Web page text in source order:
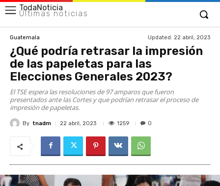
TodaNoticia
Últimas noticias
Guatemala Updated: 22 abril, 2023
¿Qué podría retrasar la impresión
de las papeletas para las
Elecciones Generales 2023?
El TSE espera las resoluciones de 97 amparos que fueron
presentados ante las Cortes y que podrían retrasar el proceso de
impresión de papeletas.
By tnadm 22 abril, 2023 1259 0